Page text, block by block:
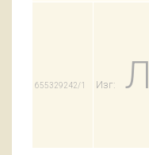
655329242/1 Изг: